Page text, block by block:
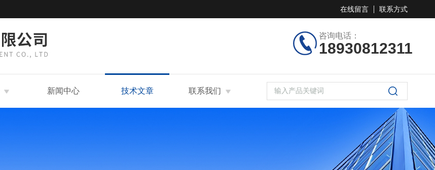
在线留言 联系方式
咨询电话：
18930812311
新闻中心 技术文章 联系我们